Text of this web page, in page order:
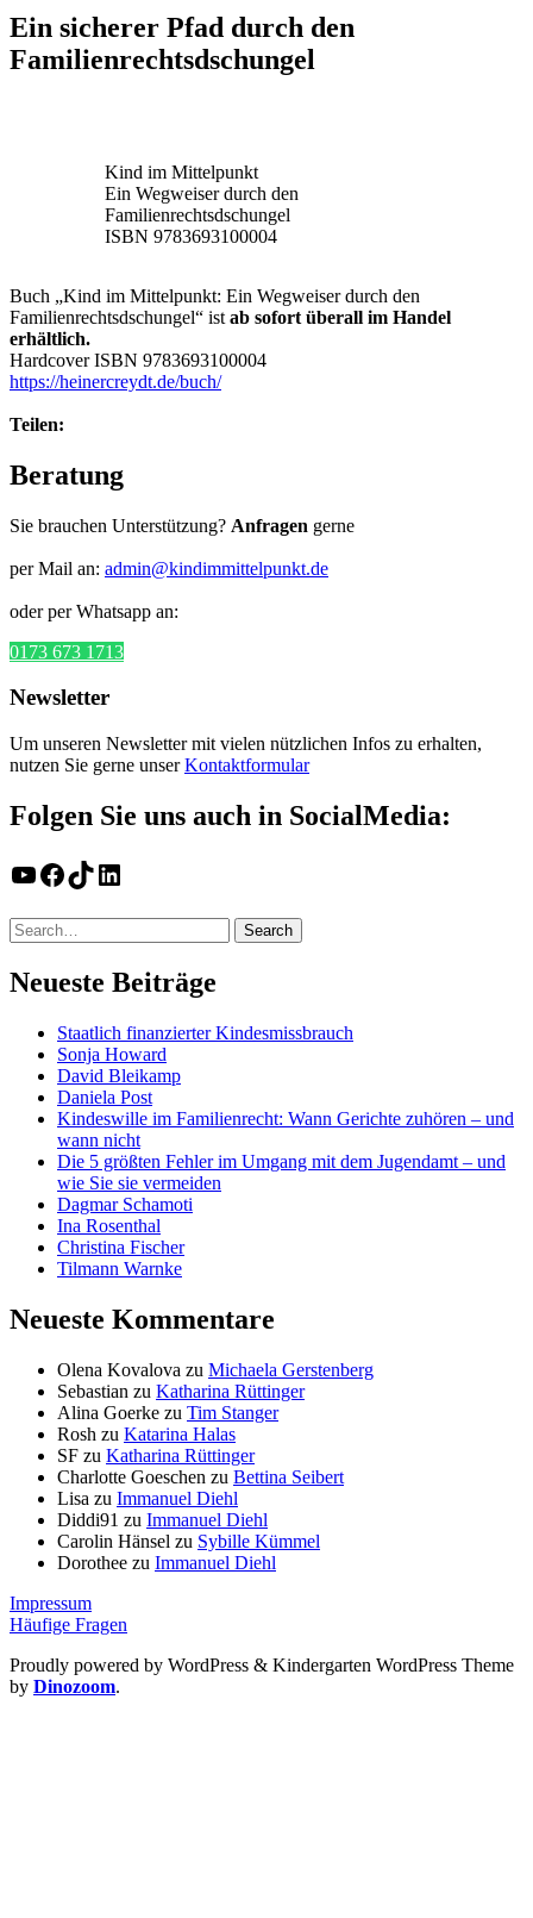
Ein sicherer Pfad durch den
Familienrechtsdschungel
Kind im Mittelpunkt
Ein Wegweiser durch den
Familienrechtsdschungel
ISBN 9783693100004
Buch „Kind im Mittelpunkt: Ein Wegweiser durch den
Familienrechtsdschungel“ ist ab sofort überall im Handel
erhältlich.
Hardcover ISBN 9783693100004
https://heinercreydt.de/buch/
Teilen:
Beratung
Sie brauchen Unterstützung? Anfragen gerne
per Mail an: admin@kindimmittelpunkt.de
oder per Whatsapp an:
0173 673 1713
Newsletter
Um unseren Newsletter mit vielen nützlichen Infos zu erhalten,
nutzen Sie gerne unserKontaktformular
Folgen Sie uns auch in SocialMedia:
YouTube
Facebook
TikTokLinkedIn
Neueste Beiträge
Staatlich finanzierter Kindesmissbrauch
Sonja Howard
David Bleikamp
Daniela Post
Kindeswille im Familienrecht: Wann Gerichte zuhören – und
wann nicht
Die 5 größten Fehler im Umgang mit dem Jugendamt – und
wie Sie sie vermeiden
Dagmar Schamoti
Ina Rosenthal
Christina Fischer
Tilmann Warnke
Neueste Kommentare
Olena Kovalova zu Michaela Gerstenberg
Sebastian zu Katharina Rüttinger
Alina Goerke zu Tim Stanger
Rosh zu Katarina Halas
SF zu Katharina Rüttinger
Charlotte Goeschen zu Bettina Seibert
Lisa zu Immanuel Diehl
Diddi91 zu Immanuel Diehl
Carolin Hänsel zu Sybille Kümmel
Dorothee zu Immanuel Diehl
Impressum
Häufige Fragen
Proudly powered by WordPress & Kindergarten WordPress Theme
by Dinozoom.